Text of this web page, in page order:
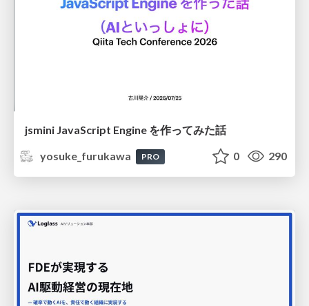
jsmini JavaScript Engine を作ってみた話
yosuke_furukawa
PRO 0 290